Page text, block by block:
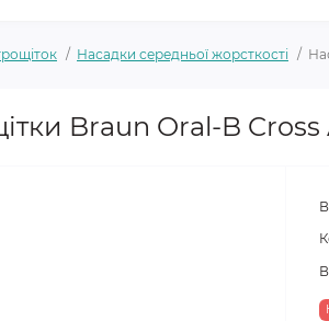
Насадки середньої жорсткості
Braun Oral-B